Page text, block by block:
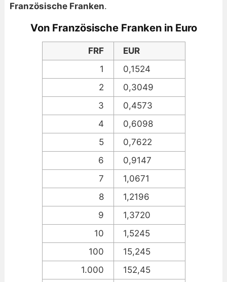
Französische Franken.
Von Französische Franken in Euro
FRF
EUR
1
0,1524
2
0,3049
3
0,4573
4
0,6098
5
0,7622
6
0,9147
7
1,0671
8
1,2196
9
1,3720
10
1,5245
100
15,245
1.000
152,45